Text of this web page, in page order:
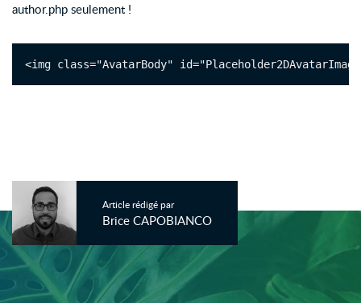
author.php seulement !
<img class="AvatarBody"
Article rédigé par
Brice CAPOBIANCO